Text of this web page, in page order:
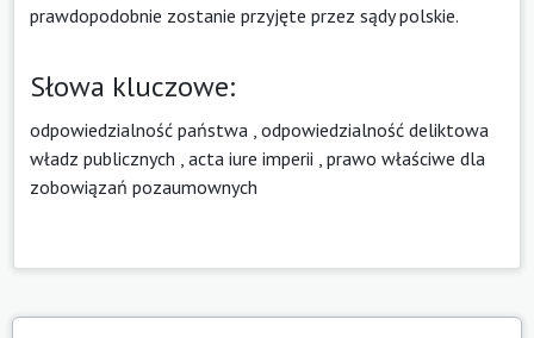
prawdopodobnie zostanie przyjęte przez sądy polskie.
Słowa kluczowe:
odpowiedzialność państwa odpowiedzialność deliktowa
władz publicznych acta iure imperii prawo właściwe dla
zobowiązań pozaumownych